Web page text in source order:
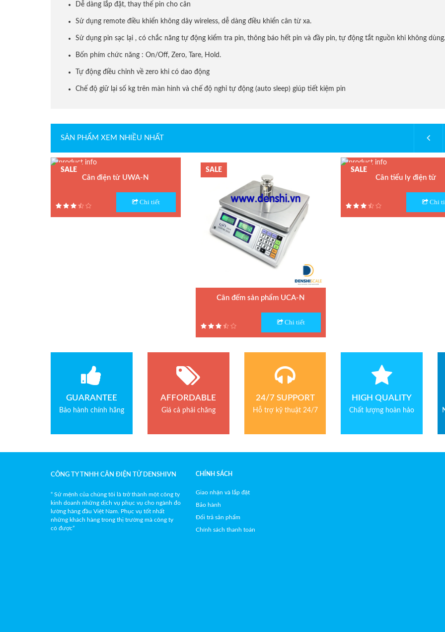
Loadcell Mavin
Loadcell Mettler Toledo
Quả cân chuẩn E2
Quả cân chuẩn F1
Quả cân chuẩn M1
Dễ dàng lắp đặt, thay thế pin cho cân
Sử dụng remote điều khiển không dây wireless, dễ dàng điều khiển cân từ xa.
Sử dụng pin sạc lại , có chắc năng tự động kiểm tra pin, thông báo hết pin và đầy pin, tự động tắt nguồn khi không dùng.
Bốn phím chức năng : On/Off, Zero, Tare, Hold.
Tự động điều chỉnh về zero khi có dao động
Chế độ giữ lại số kg trên màn hình và chế độ nghỉ tự động (auto sleep) giúp tiết kiệm pin
SẢN PHẨM XEM NHIỀU NHẤT
SALE
Cân điện tử UWA-N
Model : Cân điện tử UWA-N
Hãng sản xuất : UTE
Chi tiết
SALE
Cân đếm sản phẩm UCA-N
Model : Cân đếm UCA-N
Hãng sản xuất : UTE - Taiwan
Chi tiết
SALE
Cân tiểu ly điện tử
Hãng sản xuất : Jadever
Chi
GUARANTEE
Bảo hành chính hãng
AFFORDABLE
Giá cả phải chăng
24/7 SUPPORT
Hỗ trợ kỹ thuật 24/7
HIGH QUALITY
Chất lượng hoàn hảo
CÔNG TY TNHH CÂN ĐIỆN TỬ DENSHIVN
“ Sứ mệnh của chúng tôi là trở thành một công ty
kinh doanh những dịch vụ phục vụ cho ngành đo
lường hàng đầu Việt Nam. Phục vụ tốt nhất
những khách hàng trong thị trường mà công ty
có được”
CHÍNH SÁCH
Giao nhận và lắp đặt
Bảo hành
Đổi trả sản phẩm
Chính sách thanh toán